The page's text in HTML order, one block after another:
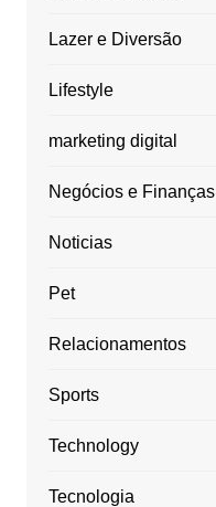
Lazer e Diversão
Lifestyle
marketing digital
Negócios e Finanças
Noticias
Pet
Relacionamentos
Sports
Technology
Tecnologia